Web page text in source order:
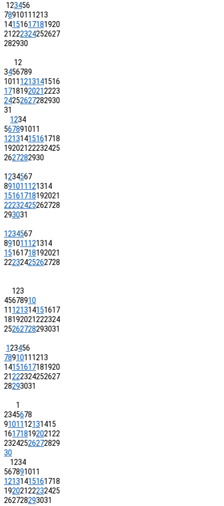
123456
7891011 1213
14151617181920
21222324252627
282930
12
3456789
1011 1213141516
17181920212223
24252627282930
31
1234
567891011
12131415161718
19202122232425
2627282930
1234567
891011 121314
15161718192021
22232425262728
293031
1234567
891011 121314
15161718192021
22232425262728
123
45678910
11 121314151617
18192021222324
25262728293031
123456
7891011 1213
14151617181920
21222324252627
28293031
1
2345678
91011 12131415
16171819202122
23242526272829
30
1234
567891011
12131415161718
19202122232425
262728293031